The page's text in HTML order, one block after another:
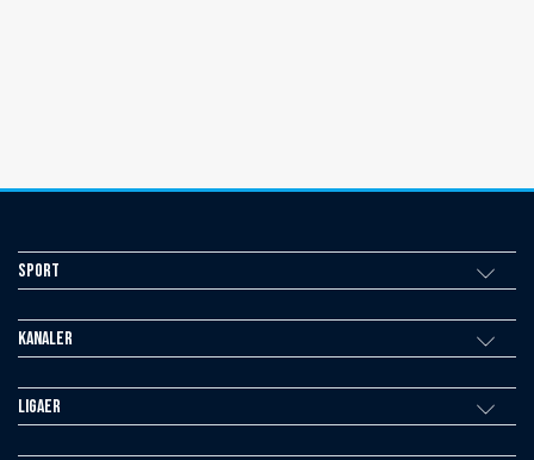
Sport
Kanaler
Ligaer